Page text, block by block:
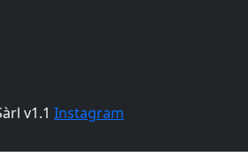
v1.1 Instagram